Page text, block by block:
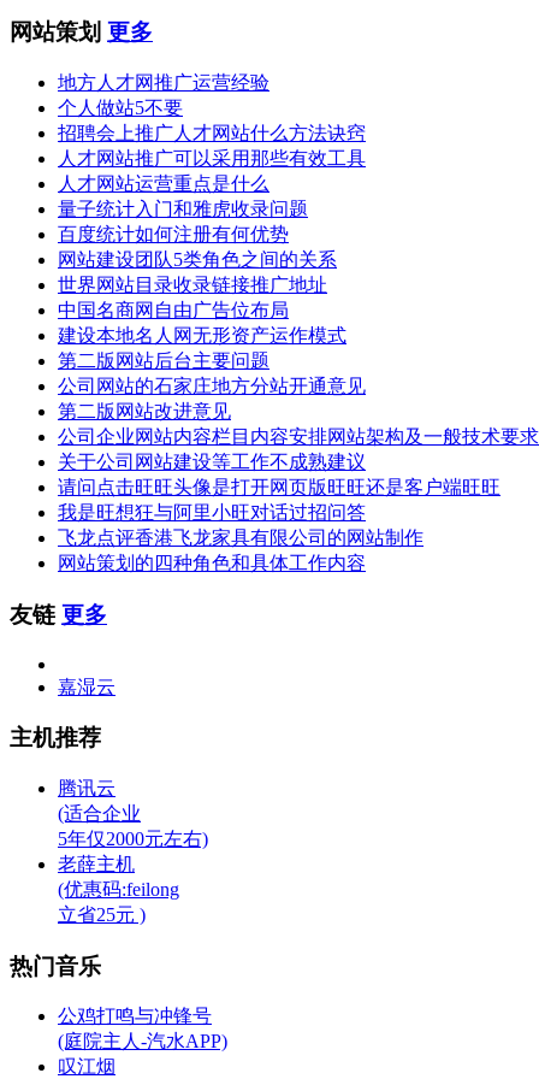
网站策划 更多
地方人才网推广运营经验
个人做站5不要
招聘会上推广人才网站什么方法诀窍
人才网站推广可以采用那些有效工具
人才网站运营重点是什么
量子统计入门和雅虎收录问题
百度统计如何注册有何优势
网站建设团队5类角色之间的关系
世界网站目录收录链接推广地址
中国名商网自由广告位布局
建设本地名人网无形资产运作模式
第二版网站后台主要问题
公司网站的石家庄地方分站开通意见
第二版网站改进意见
公司企业网站内容栏目内容安排网站架构及一般技术要求
关于公司网站建设等工作不成熟建议
请问点击旺旺头像是打开网页版旺旺还是客户端旺旺
我是旺想狂与阿里小旺对话过招问答
飞龙点评香港飞龙家具有限公司的网站制作
网站策划的四种角色和具体工作内容
友链 更多
嘉湿云
主机推荐
腾讯云
(适合企业
5年仅2000元左右)
老薛主机
(优惠码:feilong
立省25元 )
热门音乐
公鸡打鸣与冲锋号
(庭院主人-汽水APP)
叹江烟